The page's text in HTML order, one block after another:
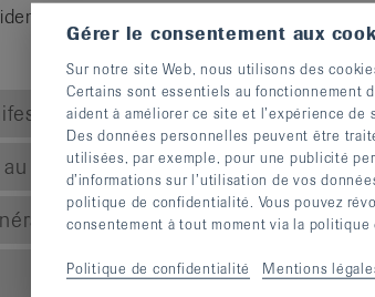
par poussées violentes. Il est rare
cours de l’évolution
Gérer le consentement aux
Sur notre site Web, nous utilisons des
Certains sont essentiels au fonctionnement
aident à améliorer ce site et l’expérience
Des données personnelles peuvent être
utilisées, par exemple, pour une publicité
d’informations sur l’utilisation de vos
politique de confidentialité. Vous pouvez
consentement à tout moment via la
Politique de confidentialité Mentions